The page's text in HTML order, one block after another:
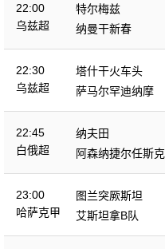
22:00
乌兹超
特尔梅兹
纳曼干新春
22:30
乌兹超
塔什干火车头
萨马尔罕迪纳摩
22:45
白俄超
纳夫田
阿森纳捷尔任斯克
23:00
哈萨克甲
图兰突厥斯坦
艾斯坦拿B队